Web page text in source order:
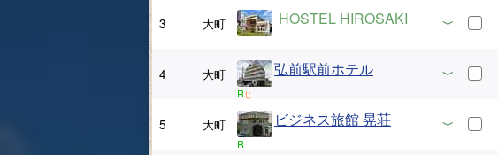
3 大町 HOSTEL HIROSAKI
4 大町 弘前駅前ホテル
R じ
5 大町 ビジネス旅館 晃荘
R